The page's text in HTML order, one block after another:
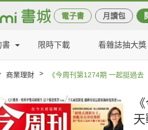
電子書 月讀包
書 限時下載 看雜誌抽大獎
商業理財 > 《今周刊第1274期 一起挺過
天